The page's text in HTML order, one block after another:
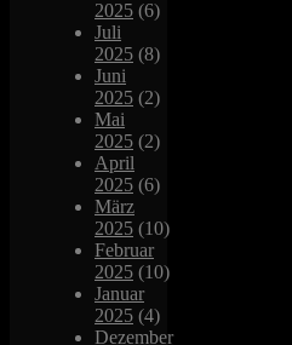
2025 (6)
Juli
2025 (8)
Juni
2025 (2)
Mai
2025 (2)
April
2025 (6)
März
2025 (10)
Februar
2025 (10)
Januar
2025 (4)
Dezember